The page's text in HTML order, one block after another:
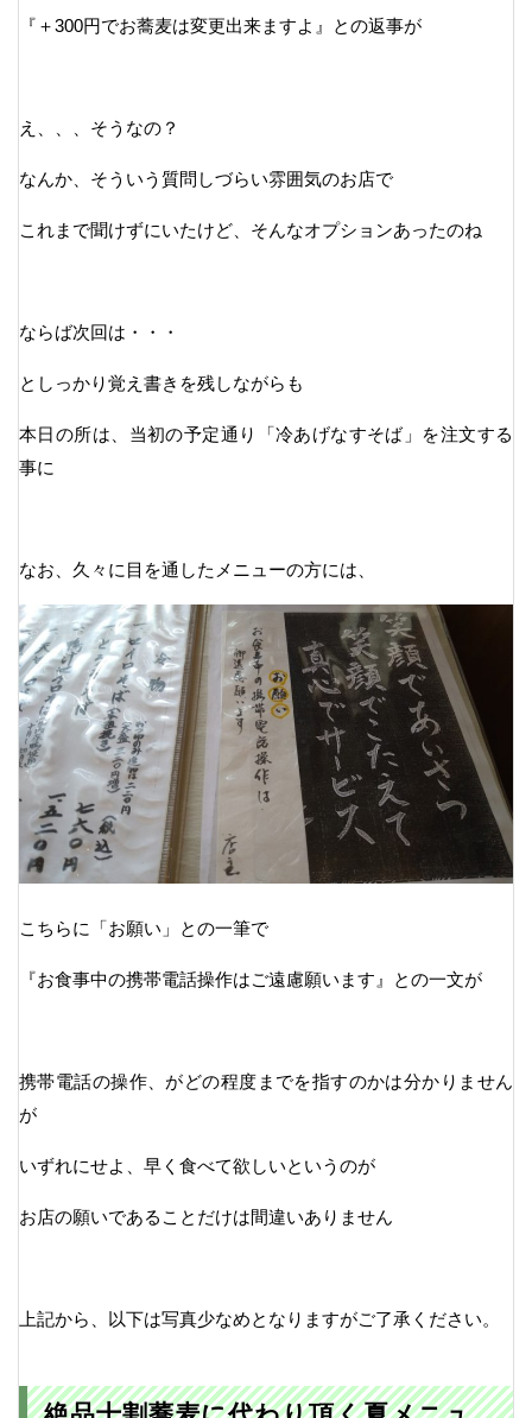
『＋300円でお蕎麦は変更出来ますよ』との返事が
え、、、そうなの？
なんか、そういう質問しづらい雰囲気のお店で
これまで聞けずにいたけど、そんなオプションあったのね
ならば次回は・・・
としっかり覚え書きを残しながらも
本日の所は、当初の予定通り「冷あげなすそば」を注文する
事に
なお、久々に目を通したメニューの方には、
こちらに「お願い」との一筆で
『お食事中の携帯電話操作はご遠慮願います』との一文が
携帯電話の操作、がどの程度までを指すのかは分かりません
が
いずれにせよ、早く食べて欲しいというのが
お店の願いであることだけは間違いありません
上記から、以下は写真少なめとなりますがご了承ください。